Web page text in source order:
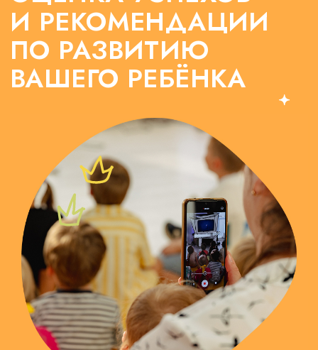
ЗАПОМНИТ
Оформляя заявку, я согласен с политикой
конфиденциальности офертой.
ОСТАВИТЬ ЗАЯВКУ